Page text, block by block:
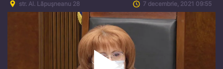
str. Al. Lăpuşneanu 28 7 decembrie, 2021 09:55